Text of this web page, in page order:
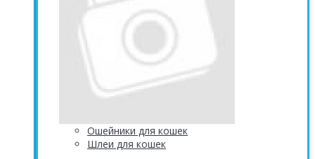
Ошейники для кошек
Шлеи для кошек